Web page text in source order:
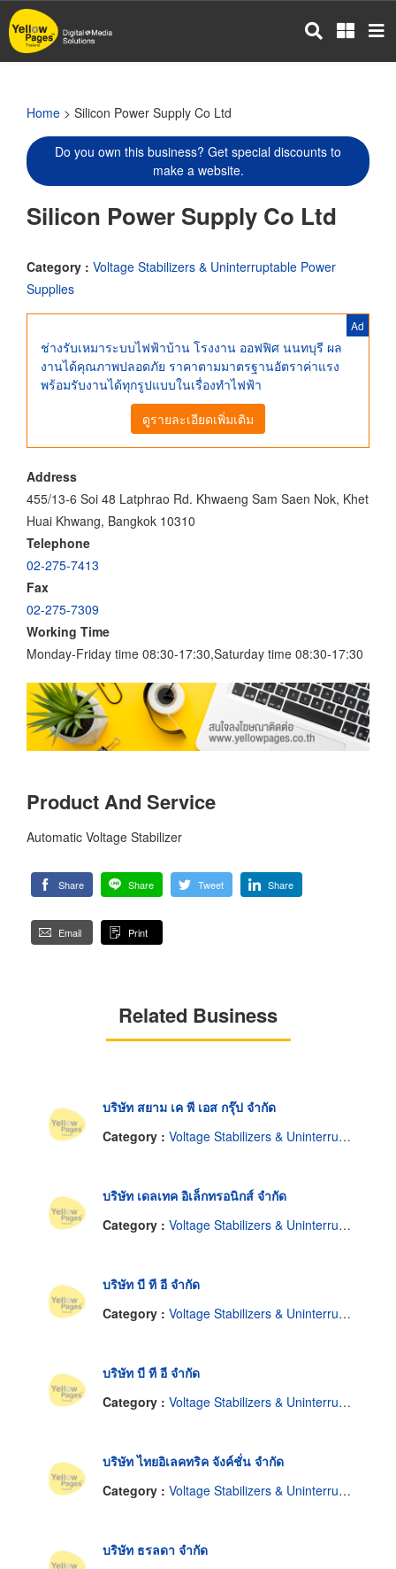
Skip
to
main
Home > Silicon Power Supply Co Ltd
Do you own this business? Get special discounts to
make a website.
Silicon Power Supply Co Ltd
Category : Voltage Stabilizers & Uninterruptable Power
Supplies
Ad
ช่างรับเหมาระบบไฟฟ้าบ้าน โรงงาน ออฟฟิศ นนทบุรี ผล
งานได้คุณภาพปลอดภัย ราคาตามมาตรฐานอัตราค่าแรง
พร้อมรับงานได้ทุกรูปแบบในเรื่องทำไฟฟ้า
ดูรายละเอียดเพิ่มเติม
Address
455/13-6 Soi 48 Latphrao Rd. Khwaeng Sam Saen Nok, Khet
Huai Khwang, Bangkok 10310
Telephone
02-275-7413
Fax
02-275-7309
Working Time
Monday-Friday time 08:30-17:30,Saturday time 08:30-17:30
Product And Service
Automatic Voltage Stabilizer
Share Share Tweet Share
Email Print
Related Business
บริษัท สยาม เค พี เอส กรุ๊ป จำกัด
Category : Voltage Stabilizers & Uninterruptable Power Supplies
บริษัท เดลเทค อิเล็กทรอนิกส์ จำกัด
Category : Voltage Stabilizers & Uninterruptable Power Supplies
บริษัท บี ที อี จำกัด
Category : Voltage Stabilizers & Uninterruptable Power Supplies
บริษัท บี ที อี จำกัด
Category : Voltage Stabilizers & Uninterruptable Power Supplies
บริษัท ไทยอิเลคทริค จังค์ชั่น จำกัด
Category : Voltage Stabilizers & Uninterruptable Power Supplies
บริษัท ธรลดา จำกัด